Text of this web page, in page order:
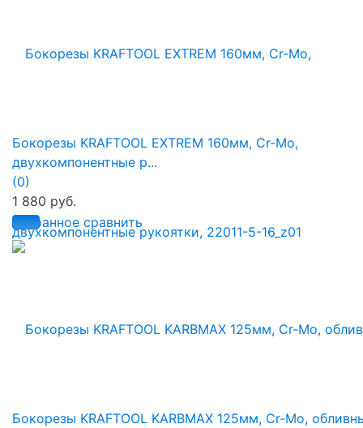
избранное сравнить
Бокорезы KRAFTOOL EXTREM 160мм, Cr-Mo,
двухкомпонентные р...
(0)
1 880 руб.
Бокорезы KRAFTOOL KARBMAX 125мм, Cr-Mo,